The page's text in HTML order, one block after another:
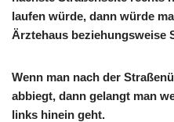
laufen würde, dann würde
Ärztehaus beziehungsweise
Wenn man nach der
abbiegt, dann gelangt man
links hinein geht.